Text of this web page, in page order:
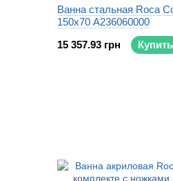
Ванна стальная Roca
150x70 A236060000
15 357.93 грн
Купить